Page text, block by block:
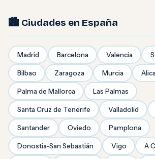
🏙️ Ciudades en España
Madrid Barcelona Valencia
Bilbao Zaragoza Murcia
Palma de Mallorca Las Palmas
Santa Cruz de Tenerife Valladolid
Santander Oviedo Pamplona
Donostia-San Sebastián Vigo A